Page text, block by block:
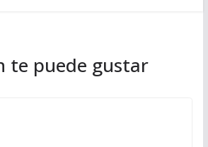
te puede gustar